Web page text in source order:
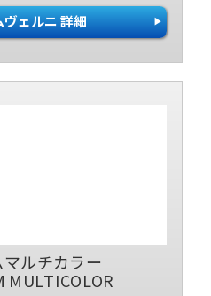
ェルニ 詳細
ルチカラー
MULTICOLOR